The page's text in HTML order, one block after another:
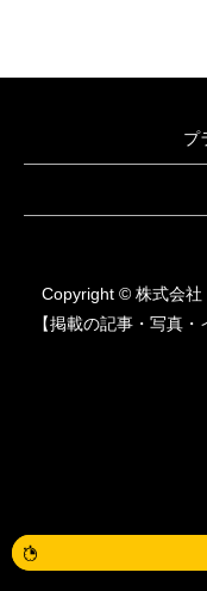
プ
Copyright © 株式会社
【掲載の記事・写真